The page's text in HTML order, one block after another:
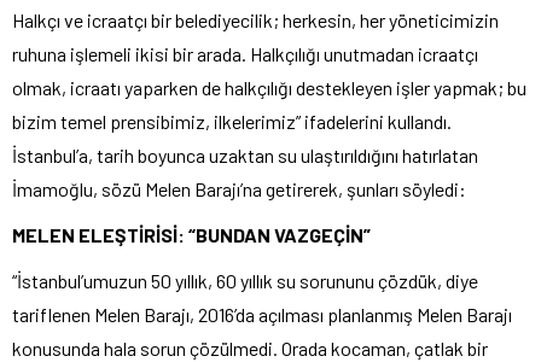
Halkçı ve icraatçı bir belediyecilik; herkesin, her yöneticimizin
ruhuna işlemeli ikisi bir arada. Halkçılığı unutmadan icraatçı
olmak, icraatı yaparken de halkçılığı destekleyen işler yapmak; bu
bizim temel prensibimiz, ilkelerimiz” ifadelerini kullandı.
İstanbul’a, tarih boyunca uzaktan su ulaştırıldığını hatırlatan
İmamoğlu, sözü Melen Barajı’na getirerek, şunları söyledi:
MELEN ELEŞTİRİSİ: “BUNDAN VAZGEÇİN”
“İstanbul’umuzun 50 yıllık, 60 yıllık su sorununu çözdük, diye
tariflenen Melen Barajı, 2016’da açılması planlanmış Melen Barajı
konusunda hala sorun çözülmedi. Orada kocaman, çatlak bir